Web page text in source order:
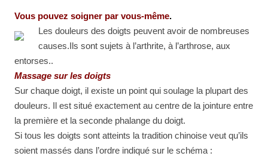
Vous pouvez soigner par vous-même.
Les douleurs des doigts peuvent avoir de nombreuses
causes.Ils sont sujets à l’arthrite, à l’arthrose, aux
entorses..
Massage sur les doigts
Sur chaque doigt, il existe un point qui soulage la plupart des
douleurs. Il est situé exactement au centre de la jointure entre
la première et la seconde phalange du doigt.
Si tous les doigts sont atteints la tradition chinoise veut qu’ils
soient massés dans l’ordre indiqué sur le schéma :